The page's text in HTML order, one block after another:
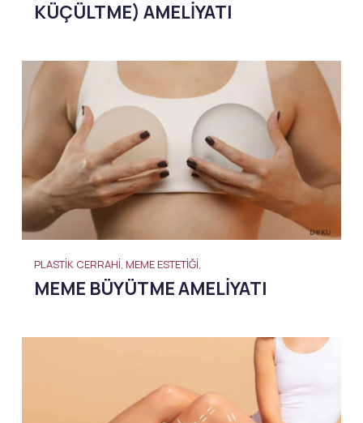
KÜÇÜLTME) AMELIYATI
PLASTIK CERRAHI, MEME ESTETIĞI,
MEME BÜYÜTME AMELIYATI